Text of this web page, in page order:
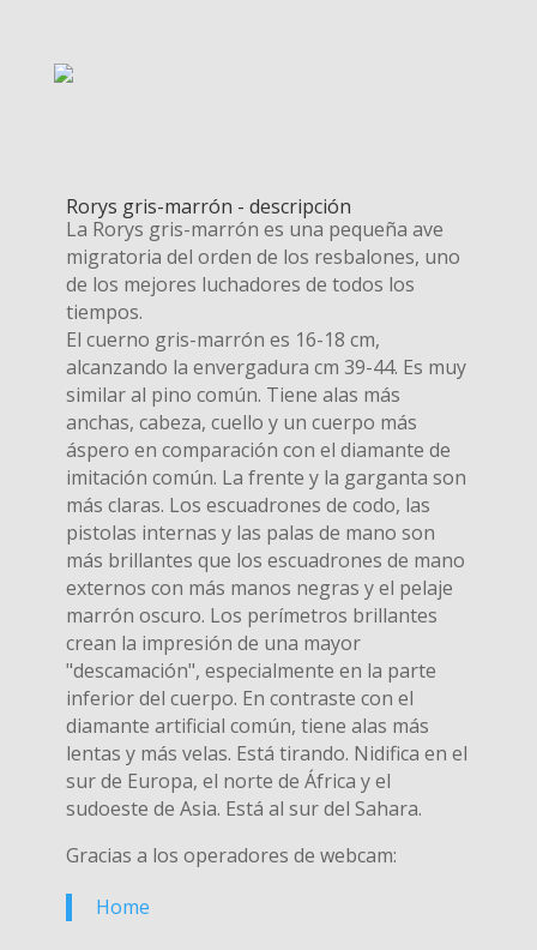
Rorys gris-marrón - descripción
La Rorys gris-marrón es una pequeña ave
migratoria del orden de los resbalones, uno
de los mejores luchadores de todos los
tiempos.
El cuerno gris-marrón es 16-18 cm,
alcanzando la envergadura cm 39-44. Es muy
similar al pino común. Tiene alas más
anchas, cabeza, cuello y un cuerpo más
áspero en comparación con el diamante de
imitación común. La frente y la garganta son
más claras. Los escuadrones de codo, las
pistolas internas y las palas de mano son
más brillantes que los escuadrones de mano
externos con más manos negras y el pelaje
marrón oscuro. Los perímetros brillantes
crean la impresión de una mayor
"descamación", especialmente en la parte
inferior del cuerpo. En contraste con el
diamante artificial común, tiene alas más
lentas y más velas. Está tirando. Nidifica en el
sur de Europa, el norte de África y el
sudoeste de Asia. Está al sur del Sahara.
Gracias a los operadores de webcam:
Home